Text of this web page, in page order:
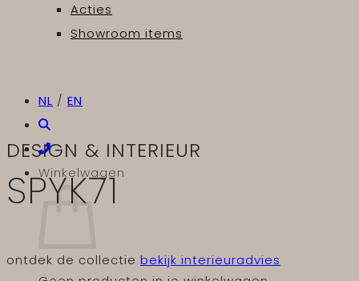
Acties
Showroom items
NL / EN
Winkelwagen
DESIGN & INTERIEUR
SPYK71
ontdek de collectie bekijk interieuradvies